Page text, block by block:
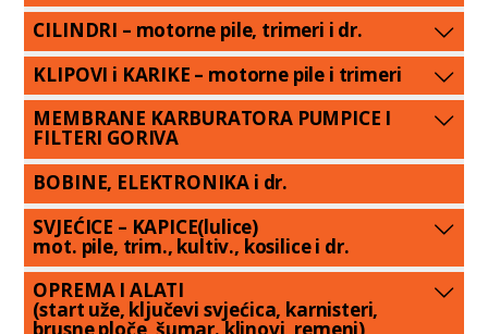
CILINDRI – motorne pile, trimeri i dr.
KLIPOVI i KARIKE – motorne pile i trimeri
MEMBRANE KARBURATORA PUMPICE I
FILTERI GORIVA
BOBINE, ELEKTRONIKA i dr.
SVJEĆICE – KAPICE(lulice)
mot. pile, trim., kultiv., kosilice i dr.
OPREMA I ALATI
(start uže, ključevi svjećica, karnisteri,